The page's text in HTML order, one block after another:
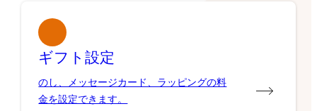
ギフト設定
のし、メッセージカード、ラッピングの料
金を設定できます。